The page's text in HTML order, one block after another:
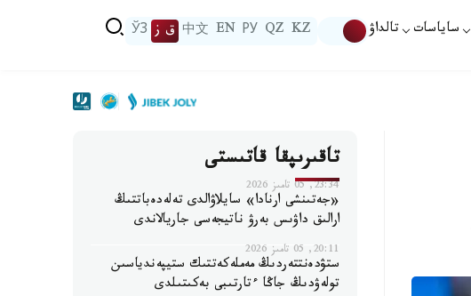
ساياسات تالداۋ KZ
QZ
РУ
EN
中文 ق ز ЎЗ
تاقىرىپقا قاتىستى
23:34, 05 تامىز 2026
«جەتىنشى ارنادا» سايلاۋالدى تەلەدەباتتىڭ
ارالىق داۋىس بەرۋ ناتيجەسى جاريالاندى
20:11, 05 تامىز 2026
ستۋدەنتتەردىڭ مەملەكەتتىك ستيپەندياسىن
تولەۋدىڭ جاڭا ءتارتىبى بەكىتىلدى